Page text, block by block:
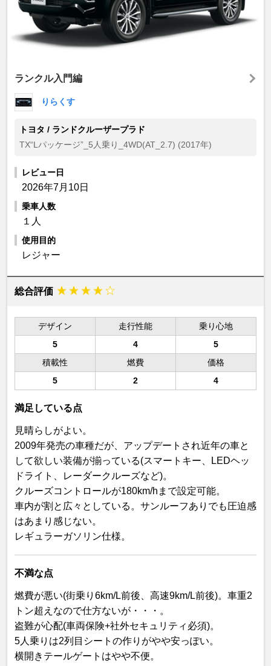
ランクル入門編
りらくす
トヨタ / ランドクルーザープラド
TX“Lパッケージ”_5人乗り_4WD(AT_2.7) (2017年)
レビュー日
2026年7月10日
乗車人数
１人
使用目的
レジャー
総合評価
デザイン 走行性能
乗り心地
5
4
5
積載性
燃費
価格
5
2 4
満足している点
見晴らしがよい。
2009年発売の車種だが、アップデートされ近年の車と
して欲しい装備が揃っている(スマートキー、LEDヘッ
ドライト、レーダークルーズなど)。
クルーズコントロールが180km/hまで設定可能。
車内が割と広々としている。サンルーフありでも圧迫感
はあまり感じない。
レギュラーガソリン仕様。
不満な点
燃費が悪い(街乗り6km/L前後、高速9km/L前後)。車重2
トン超えなので仕方ないが・・・。
盗難が心配(車両保険+社外セキュリティ必須)。
5人乗りは2列目シートの作りがやや安っぽい。
横開きテールゲートはやや不便。